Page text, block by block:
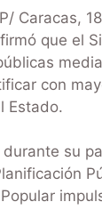
Caracas,
que el
con
Estado.
su